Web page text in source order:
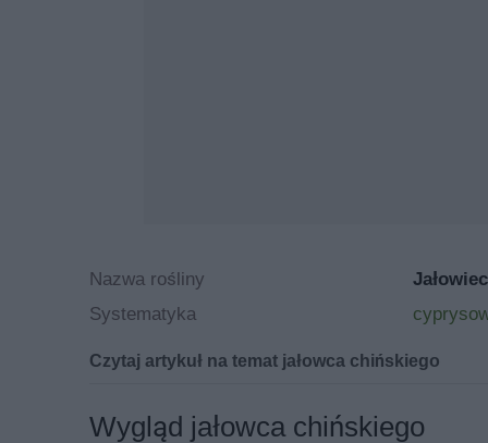
Nazwa rośliny
Systematyka
Czytaj artykuł na temat jałowca chińskiego
Jałowiec chiński -
Wygląd jałowca chińskiego